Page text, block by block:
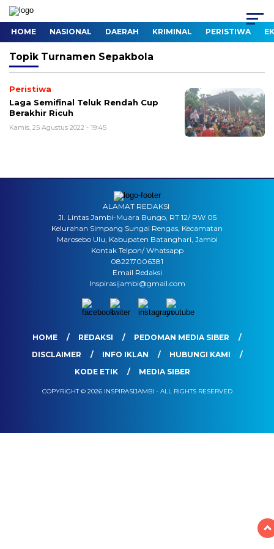
HOME NASIONAL DAERAH KRIMINAL PERISTIWA
Topik Turnamen Sepakbola
Peristiwa
Laga Semifinal Teluk Rendah Cup
Berakhir Ricuh
Kamis, 25 Agustus 2022 - 19:45
ALAMAT REDAKSI
Jl. Lintas Jambi-Muara Bungo, RT 12/ RW 05
Kelurahan Simpang Sungai Rengas, Kecamatan
Marosebo Ulu, Kabupaten Batanghari, Jambi
Kontak Telpon/ Whatsapp
082217006381
Email Redaksi
Inspirasijambi@gmail.com
HOME REDAKSI
PEDOMAN MEDIA SIBER
DISCLAIMER
INFO IKLAN
HUBUNGI KAMI
KODE ETIK
MEDIA SIBER
COPYRIGHT © 2026 INSPIRASIJAMBI - ALL RIGHTS RESERVED